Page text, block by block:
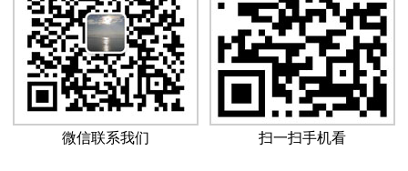
微信联系我们 扫一扫手机看